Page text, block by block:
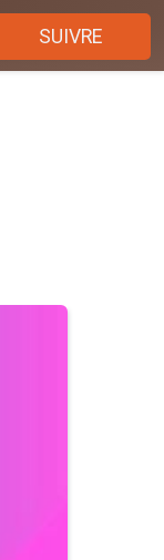
SUIVRE